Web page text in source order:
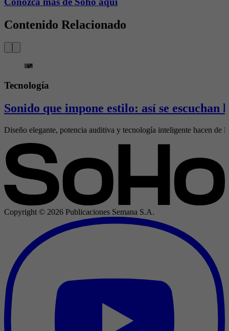
Contenido Relacionado
Tecnología
Sonido que impone estilo: así se
Diseño elegante, potencia auditiva y tecnología inteligente hacen de
Copyright © 2026 Publicaciones Semana S.A.